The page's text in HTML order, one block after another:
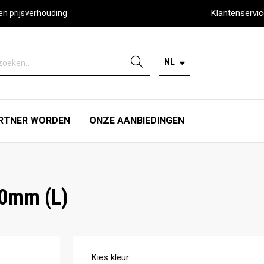
prijsverhouding
NL
WORDEN ONZE AANBIEDINGEN
(L)
Kies kleur: